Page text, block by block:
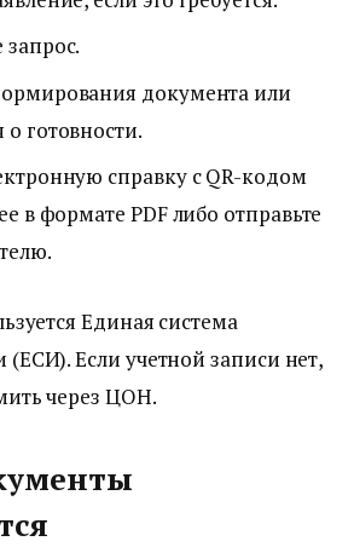
документа или
готовности.
справку с QR-кодом
в формате PDF либо отправьте
Единая система
Если учетной записи нет,
через ЦОН.